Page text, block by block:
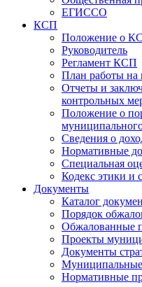
ЕГИССО
КСП
Положение о
Руководитель
Регламент КСП
План работы на
Отчеты и
контрольных
Положение о
Сведения о
Нормативные
Специальная
Кодекс этики и
Документы
Каталог
Порядок
Обжалованные
Проекты
Документы
Нормативные